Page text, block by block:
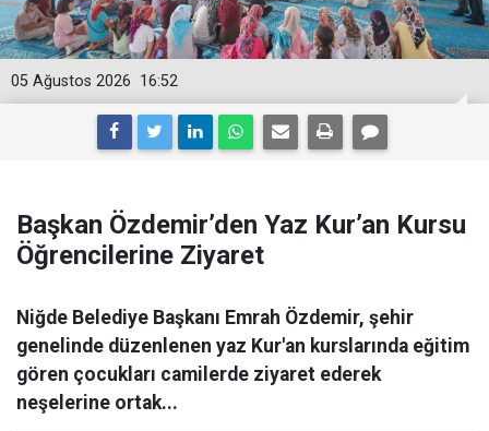
16:52
05 Ağustos 2026
Başkan Özdemir’den Yaz Kur’an Kursu
Öğrencilerine Ziyaret
Niğde Belediye Başkanı Emrah Özdemir, şehir
genelinde düzenlenen yaz Kur'an kurslarında eğitim
gören çocukları camilerde ziyaret ederek
neşelerine ortak...